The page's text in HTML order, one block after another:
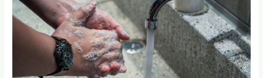
von
Hygiene
eigenen
Wohnbereich